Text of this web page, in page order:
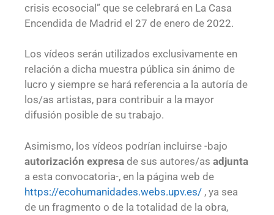
crisis ecosocial” que se celebrará en La Casa
Encendida de Madrid el 27 de enero de 2022.
Los vídeos serán utilizados exclusivamente en
relación a dicha muestra pública sin ánimo de
lucro y siempre se hará referencia a la autoría de
los/as artistas, para contribuir a la mayor
difusión posible de su trabajo.
Asimismo, los vídeos podrían incluirse -bajo
autorización expresa de sus autores/as adjunta
a esta convocatoria-, en la página web de
https://ecohumanidades.webs.upv.es/ , ya sea
de un fragmento o de la totalidad de la obra,